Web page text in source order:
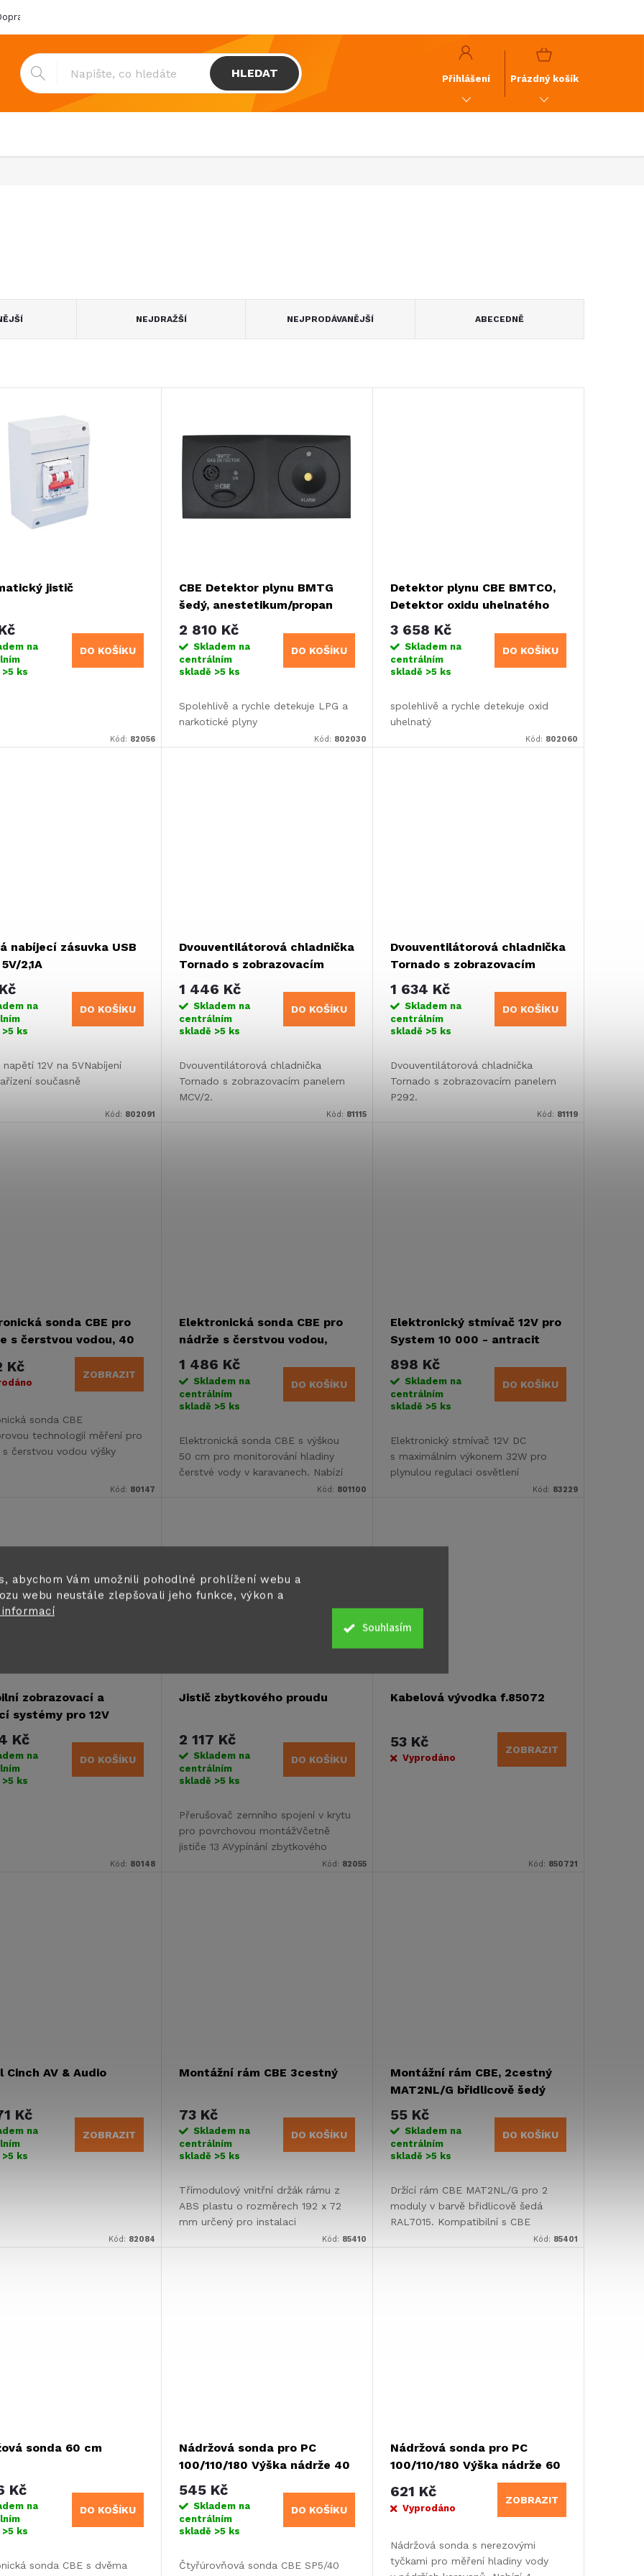
abychom Vám umožnili pohodlné prohlížení webu a
webu neustále zlepšovali jeho funkce, výkon a
informací
Souhlasím
& platba
HLEDAT Přihlášení
NÁKUPNÍ
Prázdný košík
NEJDRAŽŠÍ NEJPRODÁVANĚJŠÍ ABECEDNĚ
jistič
na
>5 ks
DO KOŠÍKU
Kód: 82056
CBE Detektor plynu BMTG
šedý, anestetikum/propan
12V
2 810 Kč
Skladem na
centrálním
skladě >5 ks
DO KOŠÍKU
Spolehlivě a rychle detekuje LPG a
narkotické plyny
Kód: 802030
Detektor plynu CBE BMTCO,
Detektor oxidu uhelnatého
"CO", 12V
3 658 Kč
Skladem na
centrálním
skladě >5 ks
DO KOŠÍKU
spolehlivě a rychle detekuje oxid
uhelnatý
Kód: 802060
nabíjecí zásuvka USB
2,1A
na
>5 ks
DO KOŠÍKU
napětí 12V na 5VNabíjení
současně
Kód: 802091
Dvouventilátorová chladnička
Tornado s zobrazovacím
panelem MCV/2
1 446 Kč
Skladem na
centrálním
skladě >5 ks
DO KOŠÍKU
Dvouventilátorová chladnička
Tornado s zobrazovacím panelem
MCV/2.
Kód: 81115
Dvouventilátorová chladnička
Tornado s zobrazovacím
panelem P292
1 634 Kč
Skladem na
centrálním
skladě >5 ks
DO KOŠÍKU
Dvouventilátorová chladnička
Tornado s zobrazovacím panelem
P292.
Kód: 81119
sonda CBE pro
s čerstvou vodou, 40
Kč ZOBRAZIT
sonda CBE
technologií měření pro
s čerstvou vodou výšky
Kód: 80147
Elektronická sonda CBE pro
nádrže s čerstvou vodou,
50cm
1 486 Kč
Skladem na
centrálním
skladě >5 ks
DO KOŠÍKU
Elektronická sonda CBE s výškou
50 cm pro monitorování hladiny
čerstvé vody v karavanech. Nabízí
čtyři úrovně měření a možnost
Kód: 801100
Elektronický stmívač 12V pro
System 10 000 - antracit
898 Kč
Skladem na
centrálním
skladě >5 ks
DO KOŠÍKU
Elektronický stmívač 12V DC
s maximálním výkonem 32W pro
plynulou regulaci osvětlení
v karavanech. Součást modulárního
Kód: 83229
zobrazovací a
systémy pro 12V
napájení
Kč
na
>5 ks
DO KOŠÍKU
Kód: 80148
Jistič zbytkového proudu
2 117 Kč
Skladem na
centrálním
skladě >5 ks
DO KOŠÍKU
Přerušovač zemního spojení v krytu
pro povrchovou montážVčetně
jističe 13 AVypínání zbytkového
Kód: 82055
Kabelová vývodka f.85072
53 Kč
Vyprodáno
ZOBRAZIT
Kód: 850721
Cinch AV & Audio
Kč
na
>5 ks
ZOBRAZIT
Kód: 82084
Montážní rám CBE 3cestný
73 Kč
Skladem na
centrálním
skladě >5 ks
DO KOŠÍKU
Třímodulový vnitřní držák rámu z
ABS plastu o rozměrech 192 x 72
mm určený pro instalaci
modulárního elektrického systému
Kód: 85410
Montážní rám CBE, 2cestný
MAT2NL/G břidlicově šedý
RAL7015
55 Kč
Skladem na
centrálním
skladě >5 ks
DO KOŠÍKU
Držící rám CBE MAT2NL/G pro 2
moduly v barvě břidlicově šedá
RAL7015. Kompatibilní s CBE
modulárním systémem, určený pro
Kód: 85401
sonda 60 cm
Kč
na
>5 ks
DO KOŠÍKU
sonda CBE s dvěma
Nádržová sonda pro PC
100/110/180 Výška nádrže 40
545 Kč
Skladem na
centrálním
skladě >5 ks
DO KOŠÍKU
Čtyřúrovňová sonda CBE SP5/40
Nádržová sonda pro PC
100/110/180 Výška nádrže 60
621 Kč
Vyprodáno
ZOBRAZIT
Nádržová sonda s nerezovými
tyčkami pro měření hladiny vody